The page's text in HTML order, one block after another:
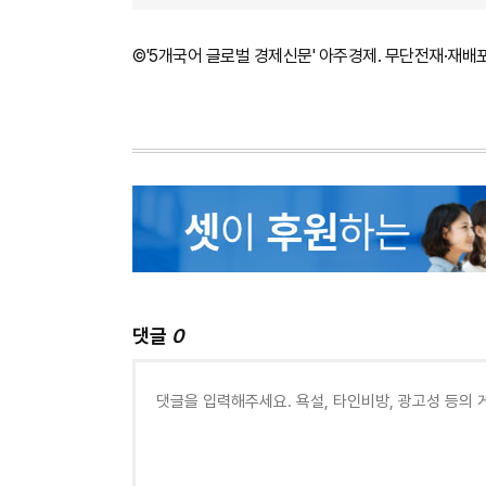
©'5개국어 글로벌 경제신문' 아주경제. 무단전재·재배
댓글 0